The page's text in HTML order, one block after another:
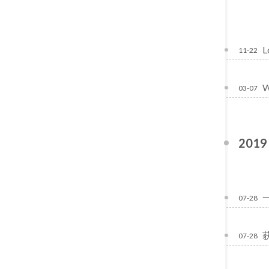
11-22
03-07
2019
07-28
07-28